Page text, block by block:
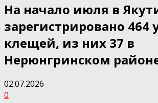
На начало июля в
зарегистрировано 464
клещей, из них 37 в
Нерюнгринском
02.07.2026
0